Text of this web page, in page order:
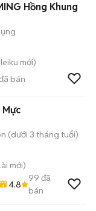
Hồng Khung
mới)
bán
(dưới 3 tháng tuổi)
mới)
4.8
99 đã
bán